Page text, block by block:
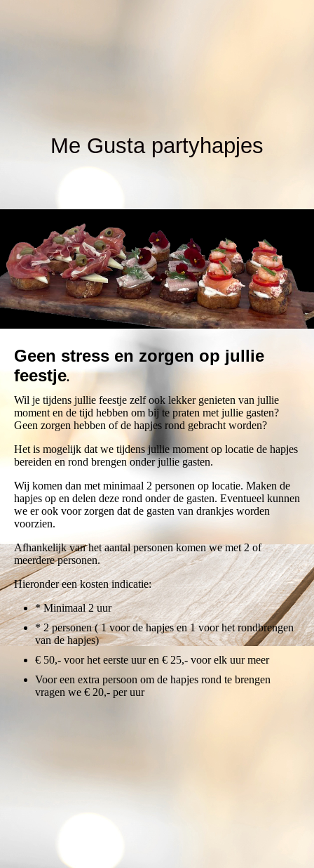
Me Gusta partyhapjes
Geen stress en zorgen op jullie
feestje.
Wil je tijdens jullie feestje zelf ook lekker genieten van jullie
moment en de tijd hebben om bij te praten met jullie gasten?
Geen zorgen hebben of de hapjes rond gebracht worden?
Het is mogelijk dat we tijdens jullie moment op locatie de hapjes
bereiden en rond brengen onder jullie gasten.
Wij komen dan met minimaal 2 personen op locatie. Maken de
hapjes op en delen deze rond onder de gasten. Eventueel kunnen
we er ook voor zorgen dat de gasten van drankjes worden
voorzien.
Afhankelijk van het aantal personen komen we met 2 of
meerdere personen.
Hieronder een kosten indicatie:
* Minimaal 2 uur
* 2 personen ( 1 voor de hapjes en 1 voor het rondbrengen
van de hapjes)
€ 50,- voor het eerste uur en € 25,- voor elk uur meer
Voor een extra persoon om de hapjes rond te brengen
vragen we € 20,- per uur